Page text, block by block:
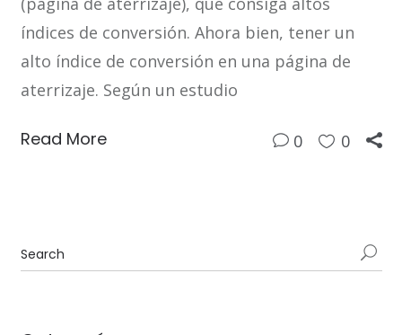
índices de conversión. Ahora bien, tener un
alto índice de conversión en una página de
aterrizaje. Según un estudio
Read More 0 0